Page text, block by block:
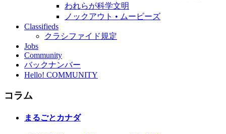
われらが科学文明
ノックアウト • ムービーズ
Classifieds
クラシファイド規定
Jobs
Community
バックナンバー
Hello! COMMUNITY
コラム
まるごとカナダ